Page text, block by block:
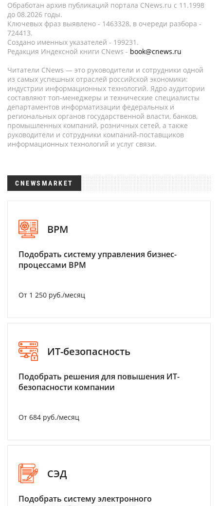
Обработан архив публикаций портала CNews.ru c 11.1998
до 08.2026 годы.
Ключевых фраз выявлено - 1463328, в очереди разбора -
724413.
Создано именных указателей - 199231.
Редакция Индексной книги CNews - book@cnews.ru
Читатели CNews — это руководители и сотрудники одной
из самых успешных отраслей российской экономики:
индустрии информационных технологий. Ядро аудитории
составляют топ-менеджеры и технические специалисты
департаментов информатизации федеральных и
региональных органов государственной власти, банков,
промышленных компаний, розничных сетей, а также
руководители и сотрудники компаний-поставщиков
информационных технологий и услуг связи.
CNEWSMARKET
BPM
Подобрать систему управления бизнес-
процессами BPM
От 1 250 руб./месяц
ИТ-безопасность
Подобрать решения для повышения ИТ-
безопасности компании
От 684 руб./месяц
СЭД
Подобрать систему электронного